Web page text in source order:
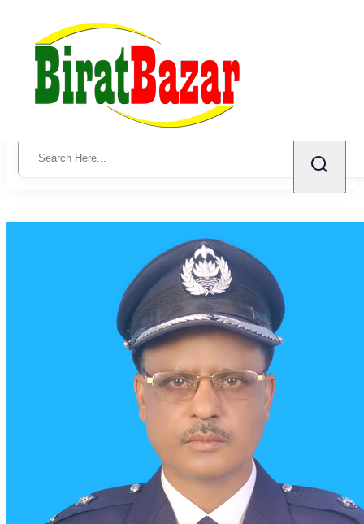
Law Services
← Back to all posts